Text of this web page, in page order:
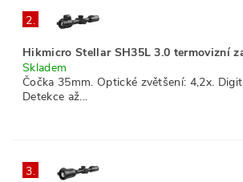
2.
Hikmicro Stellar SH35L 3.0 termovizní
Skladem
Čočka 35mm. Optické zvětšení: 4,2x.
Detekce až...
3.